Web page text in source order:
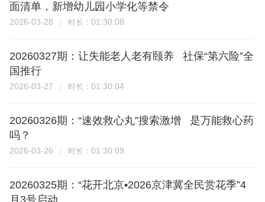
面清单，新增幼儿园小学化等禁令
2026-03-28 时长： 01:30:08
20260327期：让失能老人老有颐养 社保“第六险”全
国推行
2026-03-27 时长： 01:30:04
20260326期：“速效救心丸”搜索激增 是万能救心药
吗？
2026-03-26 时长： 01:30:09
20260325期：“花开北京•2026京津冀全民赏花季”4
月3号启动